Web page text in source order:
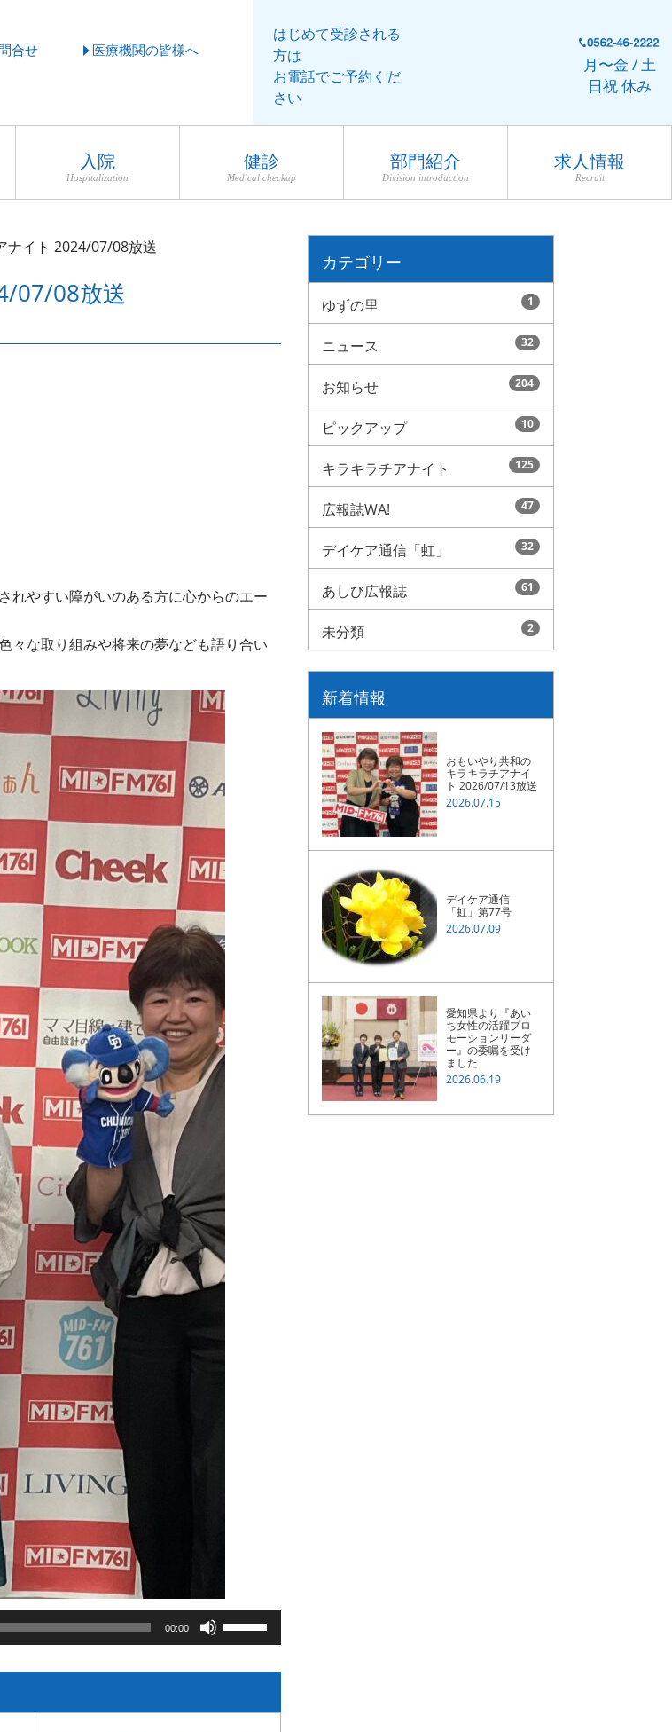
合せ 医療機関の皆様へ
はじめて受診される
方は
お電話でご予約くだ
さい
月〜金 / 土
日祝 休み
入院
Hospitalization
健診
Medical checkup
部門紹介
Division introduction
求人情報
Recruit
ナイト 2024/07/08放送
07/08放送
れやすい障がいのある方に心からのエー
々な取り組みや将来の夢なども語り合い
00:00
ボ
リ
ュ
ム
カテゴリー
ゆずの里 1
ニュース 32
お知らせ 204
ピックアップ 10
キラキラチアナイト 125
広報誌WA! 47
デイケア通信「虹」 32
あしび広報誌 61
未分類 2
新着情報
おもいやり共和の
キラキラチアナイ
ト 2026/07/13放送
2026.07.15
デイケア通信
「虹」第77号
2026.07.09
愛知県より『あい
ち女性の活躍プロ
モーションリーダ
ー』の委嘱を受け
ました
2026.06.19